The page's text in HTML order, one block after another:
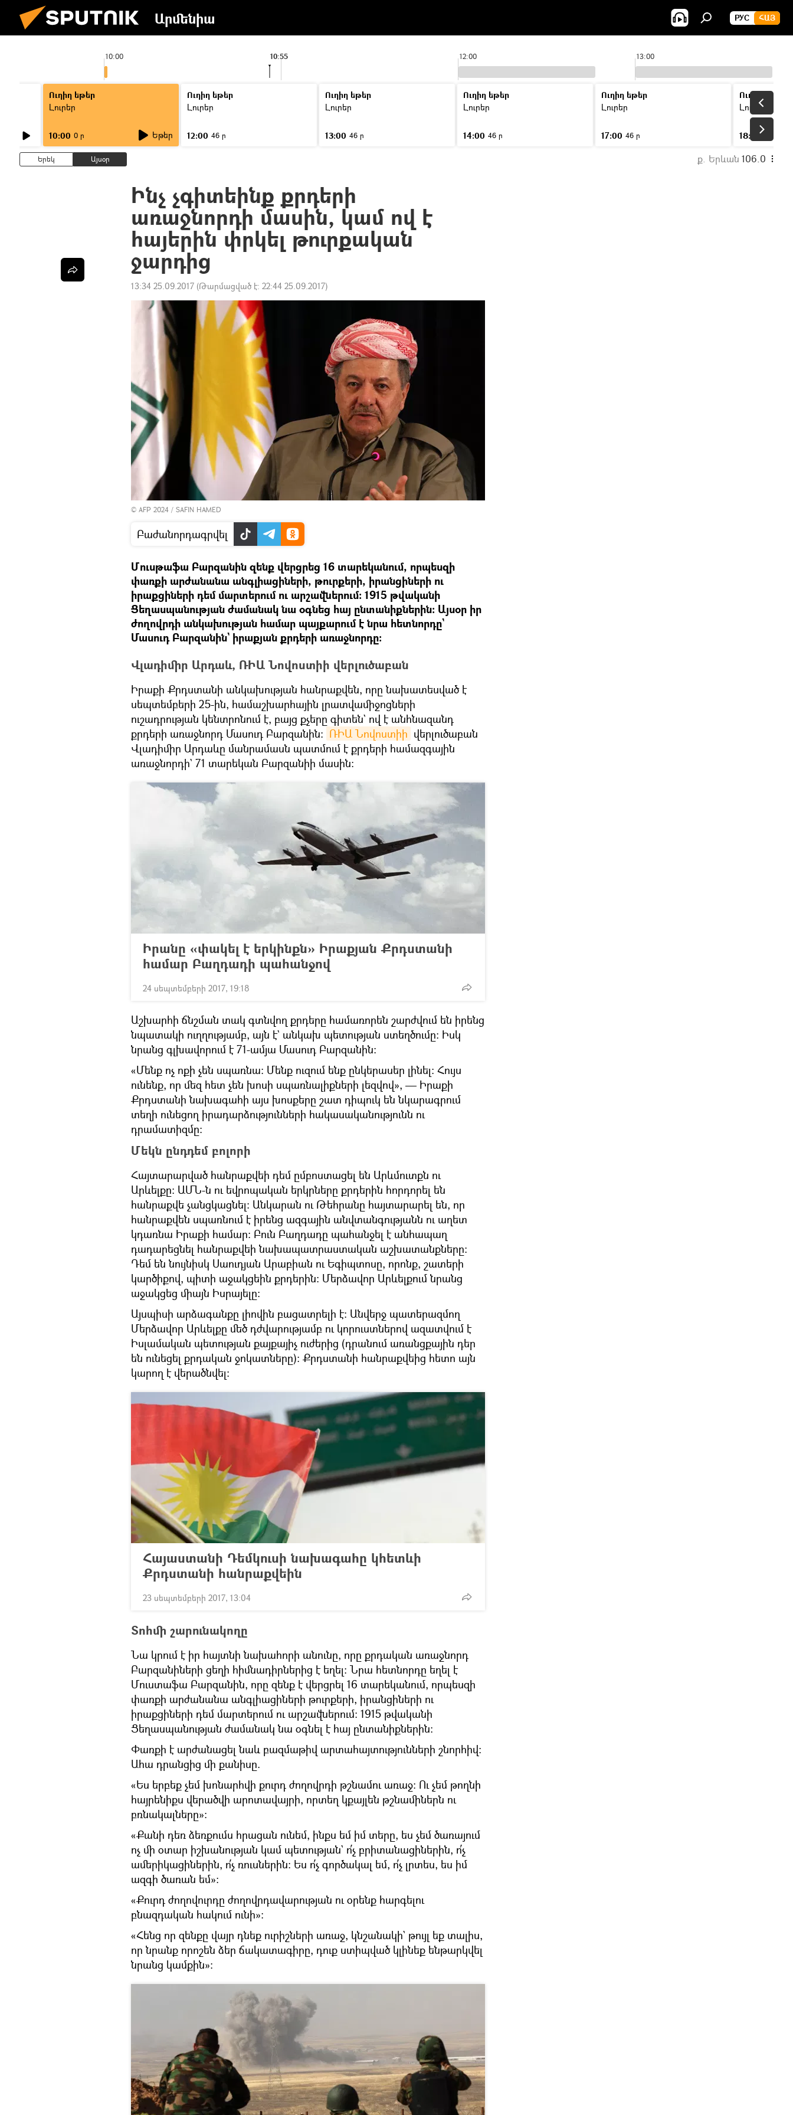
Արմենիա РУС ՀԱՅ
10:00 12:00 13:00
10:55
Ուղիղ եթեր
Լուրեր
10:00 0 ր Եթեր
Ուղիղ եթեր
Լուրեր
12:00 46 ր
Ուղիղ եթեր
Լուրեր
13:00 46 ր
Ուղիղ եթեր
Լուրեր
14:00 46 ր
Ուղիղ եթեր
Լուրեր
17:00 46 ր
Ուղիղ եթեր
Լուրեր
18:00
Երեկ Այսօր ք. Երևան 106.0
Ինչ չգիտեինք քրդերի
առաջնորդի մասին, կամ ով է
հայերին փրկել թուրքական
ջարդից
13:34 25.09.2017 (Թարմացված է: 22:44 25.09.2017)
© AFP 2024 / SAFIN HAMED
Բաժանորդագրվել
Մուսթաֆա Բարզանին զենք վերցրեց 16 տարեկանում, որպեսզի
փառքի արժանանա անգլիացիների, թուրքերի, իրանցիների ու
իրաքցիների դեմ մարտերում ու արշավներում։ 1915 թվականի
Ցեղասպանության ժամանակ նա օգնեց հայ ընտանիքներին։ Այսօր իր
ժողովրդի անկախության համար պայքարում է նրա հետնորդը`
Մասուդ Բարզանին` իրաքյան քրդերի առաջնորդը։
Վլադիմիր Արդաև, ՌԻԱ Նովոստիի վերլուծաբան
Իրաքի Քրդստանի անկախության հանրաքվեն, որը նախատեսված է
սեպտեմբերի 25-ին, համաշխարհային լրատվամիջոցների
ուշադրության կենտրոնում է, բայց քչերը գիտեն` ով է անհնազանդ
քրդերի առաջնորդ Մասուդ Բարզանին։ ՌԻԱ Նովոստիի վերլուծաբան
Վլադիմիր Արդաևը մանրամասն պատմում է քրդերի համազգային
առաջնորդի` 71 տարեկան Բարզանիի մասին։
Իրանը «փակել է երկինքն» Իրաքյան Քրդստանի
համար Բաղդադի պահանջով
24 սեպտեմբերի 2017, 19:18
Աշխարհի ճնշման տակ գտնվող քրդերը համառորեն շարժվում են իրենց
նպատակի ուղղությամբ, այն է` անկախ պետության ստեղծումը։ Իսկ
նրանց գլխավորում է 71-ամյա Մասուդ Բարզանին։
«Մենք ոչ ոքի չեն սպառնա։ Մենք ուզում ենք ընկերասեր լինել։ Հույս
ունենք, որ մեզ հետ չեն խոսի սպառնալիքների լեզվով», — Իրաքի
Քրդստանի նախագահի այս խոսքերը շատ դիպուկ են նկարագրում
տեղի ունեցող իրադարձությունների հակասականությունն ու
դրամատիզմը։
Մեկն ընդդեմ բոլորի
Հայտարարված հանրաքվեի դեմ ըմբոստացել են Արևմուտքն ու
Արևելքը։ ԱՄՆ-ն ու եվրոպական երկրները քրդերին հորդորել են
հանրաքվե չանցկացնել։ Անկարան ու Թեհրանը հայտարարել են, որ
հանրաքվեն սպառնում է իրենց ազգային անվտանգությանն ու աղետ
կդառնա Իրաքի համար։ Բուն Բաղդադը պահանջել է անհապաղ
դադարեցնել հանրաքվեի նախապատրաստական աշխատանքները։
Դեմ են նույնիսկ Սաուդյան Արաբիան ու Եգիպտոսը, որոնք, շատերի
կարծիքով, պիտի աջակցեին քրդերին։ Մերձավոր Արևելքում նրանց
աջակցեց միայն Իսրայելը։
Այսպիսի արձագանքը լիովին բացատրելի է։ Անվերջ պատերազմող
Մերձավոր Արևելքը մեծ դժվարությամբ ու կորուստներով ազատվում է
Իսլամական պետության քայքայիչ ուժերից (դրանում առանցքային դեր
են ունեցել քրդական ջոկատները)։ Քրդստանի հանրաքվեից հետո այն
կարող է վերածնվել։
Հայաստանի Դեմկուսի նախագահը կհետևի
Քրդստանի հանրաքվեին
23 սեպտեմբերի 2017, 13:04
Տոհմի շարունակողը
Նա կրում է իր հայտնի նախահորի անունը, որը քրդական առաջնորդ
Բարզանիների ցեղի հիմնադիրներից է եղել։ Նրա հետնորդը եղել է
Մուստաֆա Բարզանին, որը զենք է վերցրել 16 տարեկանում, որպեսզի
փառքի արժանանա անգլիացիների թուրքերի, իրանցիների ու
իրաքցիների դեմ մարտերում ու արշավներում։ 1915 թվականի
Ցեղասպանության ժամանակ նա օգնել է հայ ընտանիքներին։
Փառքի է արժանացել նաև բազմաթիվ արտահայտությունների շնորհիվ։
Ահա դրանցից մի քանիսը.
«Ես երբեք չեմ խոնարհվի քուրդ ժողովրդի թշնամու առաջ։ Ու չեմ թողնի
հայրենիքս վերածվի արոտավայրի, որտեղ կքայլեն թշնամիներն ու
բռնակալները»։
«Քանի դեռ ձեռքումս հրացան ունեմ, ինքս եմ իմ տերը, ես չեմ ծառայում
ոչ մի օտար իշխանության կամ պետության` ո՛չ բրիտանացիներին, ո՛չ
ամերիկացիներին, ո՛չ ռուսներին։ Ես ո՛չ գործակալ եմ, ո՛չ լրտես, ես իմ
ազգի ծառան եմ»։
«Քուրդ ժողովուրդը ժողովրդավարության ու օրենք հարգելու
բնազդական հակում ունի»։
«Հենց որ զենքը վայր դնեք ուրիշների առաջ, կնշանակի` թույլ եք տալիս,
որ նրանք որոշեն ձեր ճակատագիրը, դուք ստիպված կլինեք ենթարկվել
նրանց կամքին»։